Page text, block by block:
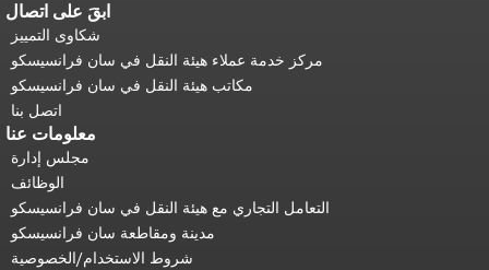
ابقَ على اتصال
شكاوى التمييز
مركز خدمة عملاء هيئة النقل في سان فرانسيسكو
مكاتب هيئة النقل في سان فرانسيسكو
اتصل بنا
معلومات عنا
مجلس إدارة
الوظائف
التعامل التجاري مع هيئة النقل في سان فرانسيسكو
مدينة ومقاطعة سان فرانسيسكو
شروط الاستخدام/الخصوصية